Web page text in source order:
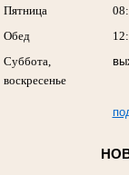
Пятница
Обед
Суббота,
воскресенье